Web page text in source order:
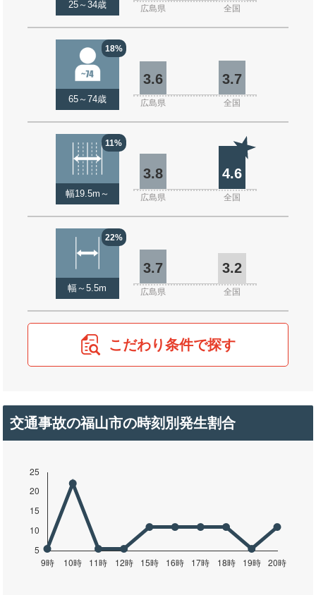
25～34歳 広島県 全国
18%
65～74歳
3.6 3.7
広島県 全国
11%
幅19.5m～
3.8 4.6
広島県 全国
22%
幅～5.5m
3.7 3.2
広島県 全国
こだわり条件で探す
交通事故の福山市の時刻別発生割合